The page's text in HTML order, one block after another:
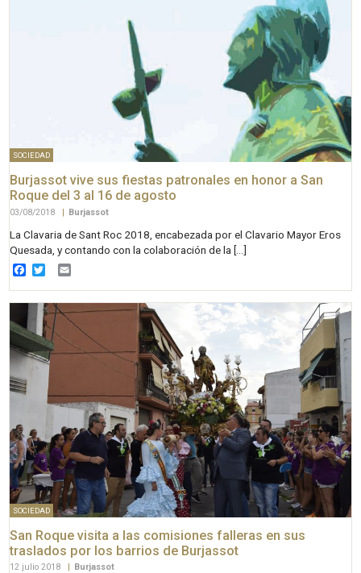
SOCIEDAD
Burjassot vive sus fiestas patronales en honor a San
Roque del 3 al 16 de agosto
03/08/2018 | Burjassot
La Clavaria de Sant Roc 2018, encabezada por el Clavario Mayor Eros
Quesada, y contando con la colaboración de la […]
Facebook
Twitter
SOCIEDAD
San Roque visita a las comisiones falleras en sus
traslados por los barrios de Burjassot
12 julio 2018 Burjassot